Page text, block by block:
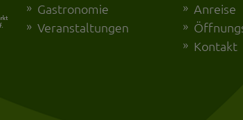
Gastronomie
Veranstaltungen
Anreise
Kontakt